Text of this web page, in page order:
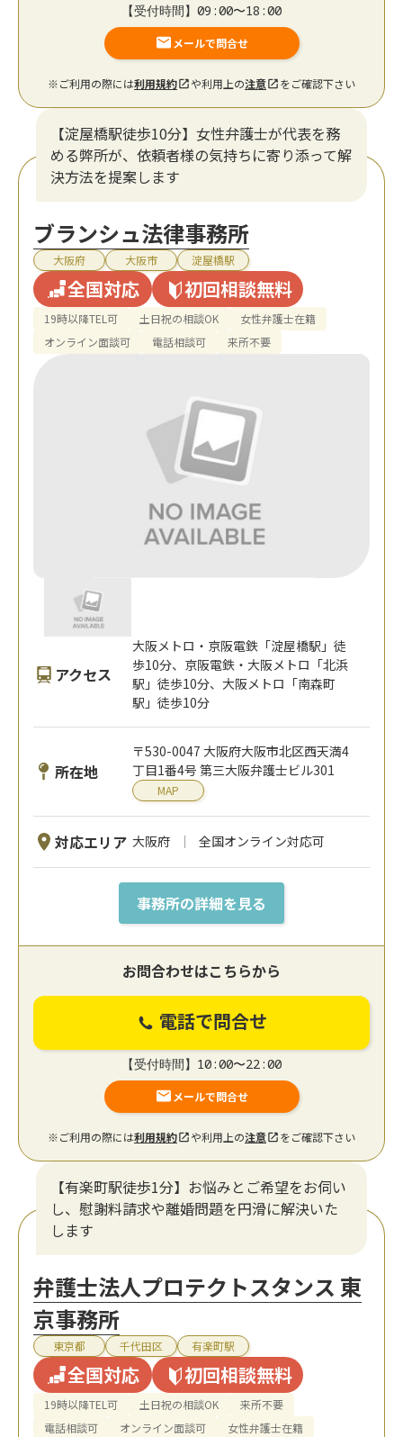
【受付時間】09:00〜18:00
メールで問合せ
※ご利用の際には利用規約 や利用上の注意 をご確認下さい
【淀屋橋駅徒歩10分】女性弁護士が代表を務
める弊所が、依頼者様の気持ちに寄り添って解
決方法を提案します
ブランシュ法律事務所
大阪府 大阪市 淀屋橋駅
全国対応 初回相談無料
19時以降TEL可 土日祝の相談OK
女性弁護士在籍
オンライン面談可
電話相談可 来所不要
アクセス
大阪メトロ・京阪電鉄「淀屋橋駅」徒
歩10分、京阪電鉄・大阪メトロ「北浜
駅」徒歩10分、大阪メトロ「南森町
駅」徒歩10分
所在地
〒530-0047 大阪府大阪市北区西天満4
丁目1番4号 第三大阪弁護士ビル301
MAP
対応エリア 大阪府 全国オンライン対応可
事務所の詳細を見る
お問合わせはこちらから
電話で問合せ
【受付時間】10:00〜22:00
メールで問合せ
※ご利用の際には利用規約 や利用上の注意 をご確認下さい
【有楽町駅徒歩1分】お悩みとご希望をお伺い
し、慰謝料請求や離婚問題を円滑に解決いた
します
弁護士法人プロテクトスタンス 東
京事務所
東京都 千代田区 有楽町駅
全国対応 初回相談無料
19時以降TEL可 土日祝の相談OK
来所不要
電話相談可
オンライン面談可 女性弁護士在籍